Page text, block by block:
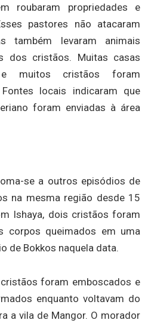
roubaram propriedades e
pastores não atacaram
também levaram animais
dos cristãos. Muitas casas
e muitos cristãos foram
Fontes locais indicaram que
foram enviadas à área
se a outros episódios de
na mesma região desde 15
Ishaya, dois cristãos foram
corpos queimados em uma
de Bokkos naquela data.
foram emboscados e
enquanto voltavam do
a vila de Mangor. O morador